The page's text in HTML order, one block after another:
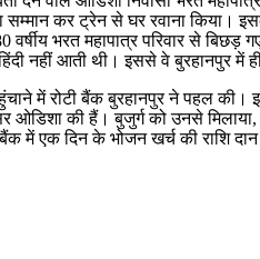
कर ट्रेन से घर रवाना किया।
वर्षीय भरत महापात्र परिवार से
नहीं आती थी। इससे वे बुरहानपुर में
में रोटी बैंक बुरहानपुर ने पहल की।
ओडिशा की हैं। बुजुर्ग को उनसे
में एक दिन के भोजन खर्च की राशि